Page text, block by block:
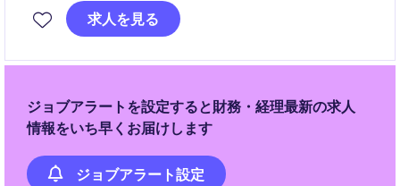
常業務のリードに加えて、経営に関わるデータ作成に
も関与できます。財務の専門性を高めながら長期的に
求人を見る
ジョブアラートを設定すると財務・経理最新の求人
情報をいち早くお届けします
ジョブアラート設定